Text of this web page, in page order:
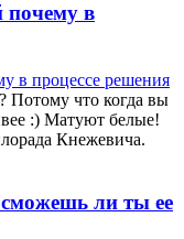
почему в
Потому что когда вы
:) Матуют белые!
Кнежевича.
ли ты ее